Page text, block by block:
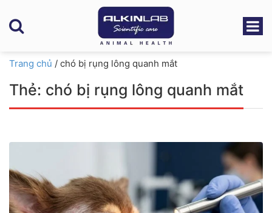
Trang chủ / chó bị rụng lông quanh mắt
Thẻ: chó bị rụng lông quanh mắt